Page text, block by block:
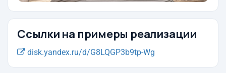
Ссылки на примеры реализации
disk.yandex.ru/d/G8LQGP3b9tp-Wg